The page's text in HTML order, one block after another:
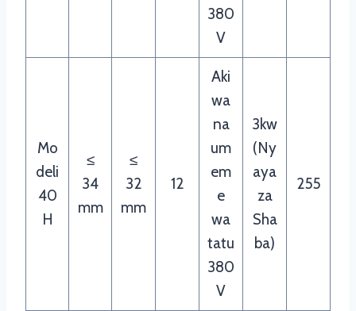
380
V
Mo
deli
40
H
≤
34
mm
≤
32
mm
12
Aki
wa
na
um
em
e
wa
tatu
380
V
3kw
(Ny
aya
za
Sha
ba)
255